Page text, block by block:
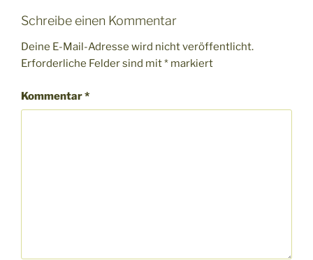
Schreibe einen Kommentar
Deine E-Mail-Adresse wird nicht veröffentlicht.
Erforderliche Felder sind mit* markiert
Kommentar*